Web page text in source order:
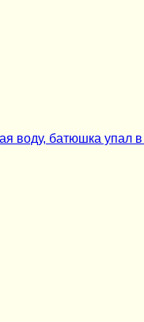
воду, батюшка упал в